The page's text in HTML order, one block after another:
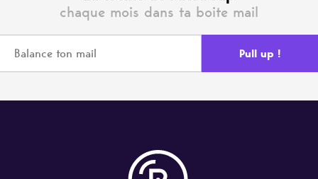
chaque mois dans ta boite mail